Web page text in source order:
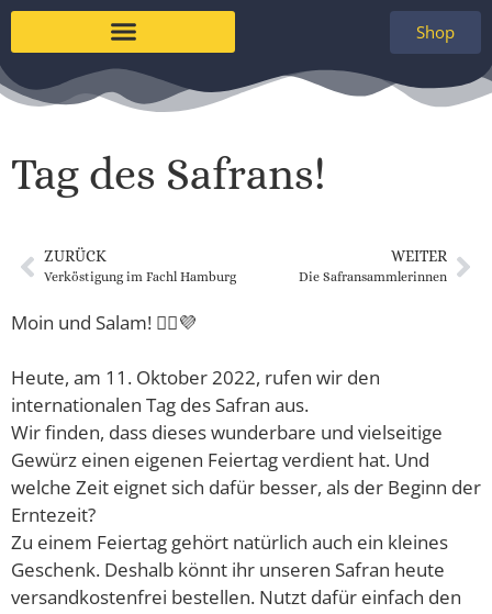
Shop
Tag des Safrans!
ZURÜCK
Verköstigung im Fachl Hamburg
WEITER
Die Safransammlerinnen
Moin und Salam! 🙋‍♀️💜
Heute, am 11. Oktober 2022, rufen wir den
internationalen Tag des Safran aus.
Wir finden, dass dieses wunderbare und vielseitige
Gewürz einen eigenen Feiertag verdient hat. Und
welche Zeit eignet sich dafür besser, als der Beginn der
Erntezeit?
Zu einem Feiertag gehört natürlich auch ein kleines
Geschenk. Deshalb könnt ihr unseren Safran heute
versandkostenfrei bestellen. Nutzt dafür einfach den